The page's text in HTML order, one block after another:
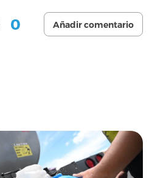
0 Añadir comentario